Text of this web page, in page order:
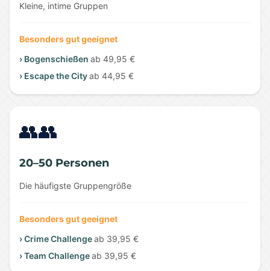
Kleine, intime Gruppen
Besonders gut geeignet
› Bogenschießen ab 49,95 €
› Escape the Cityab 44,95 €
👥👥
20–50 Personen
Die häufigste Gruppengröße
Besonders gut geeignet
› Crime Challengeab 39,95 €
› Team Challengeab 39,95 €